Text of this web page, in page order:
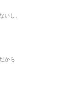
いし。
から